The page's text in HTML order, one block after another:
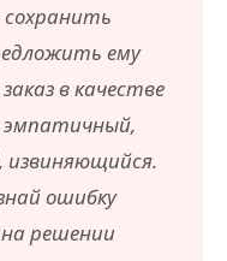
сохранить
ему
в качестве
эмпатичный,
извиняющийся.
ошибку
решении